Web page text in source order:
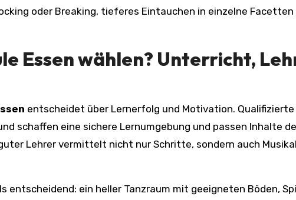
oder Breaking, tieferes Eintauchen in einzelne Facetten
Essenwählen? Unterricht,
entscheidet über Lernerfolg und Motivation. Qualifizierte
schaffen eine sichere Lernumgebung und passen Inhalte
Lehrer vermittelt nicht nur Schritte, sondern auch
ein heller Tanzraum mit geeigneten Böden,